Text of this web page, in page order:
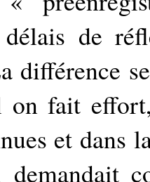
de
différence
fait
et dans